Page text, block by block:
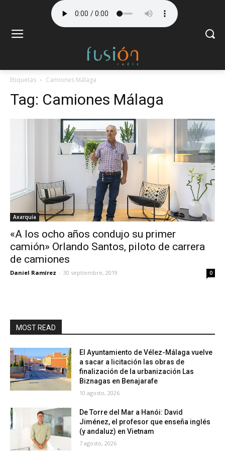
Etiquetas Camiones Málaga
Tag: Camiones Málaga
Axarquía
«A los ocho años condujo su primer
camión» Orlando Santos, piloto de carrera
de camiones
Daniel Ramírez - 30 septiembre, 2019 0
MOST READ
El Ayuntamiento de Vélez-Málaga vuelve
a sacar a licitación las obras de
finalización de la urbanización Las
Biznagas en Benajarafe
10 agosto, 2026
De Torre del Mar a Hanói: David
Jiménez, el profesor que enseña inglés
(y andaluz) en Vietnam
7 agosto, 2026